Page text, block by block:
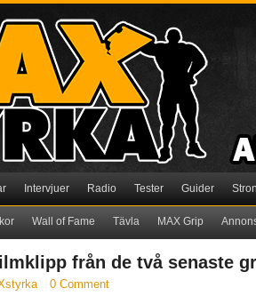
Intervjuer Radio Tester Guider
Wall of Fame Tävla MAX Grip
från de två senaste
0 Comment